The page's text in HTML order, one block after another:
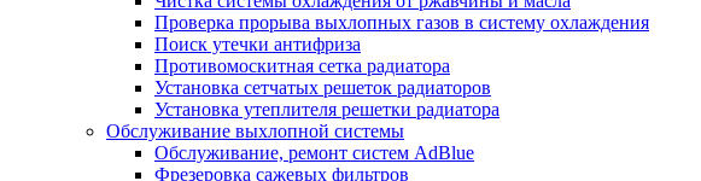
Проверка прорыва выхлопных газов в систему охлаждения
Поиск утечки антифриза
Противомоскитная сетка радиатора
Установка сетчатых решеток радиаторов
Установка утеплителя решетки радиатора
Обслуживание выхлопной системы
Обслуживание, ремонт систем AdBlue
Фрезеровка сажевых фильтров